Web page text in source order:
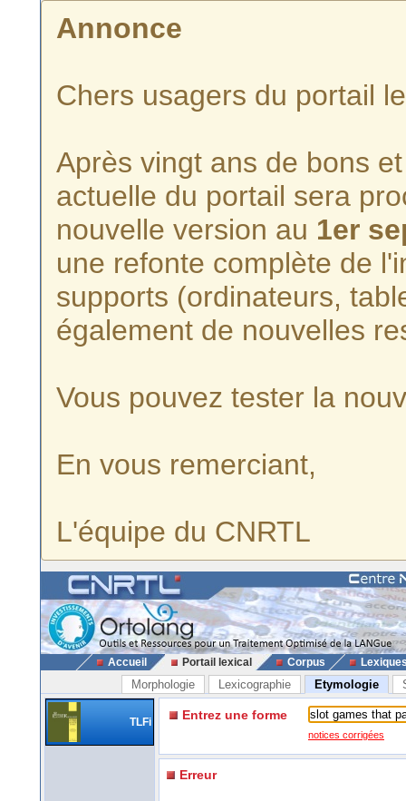
Annonce
Chers usagers du portail
Après vingt ans de bons
actuelle du portail sera
nouvelle version au 1er
une refonte complète de
supports (ordinateurs,
également de nouvelles
Vous pouvez tester la
En vous remerciant,
L'équipe du CNRTL
Accueil Portail lexical Corpus
Morphologie Lexicographie Etymologie
TLFi Entrez une forme
notices corrigées
Erreur